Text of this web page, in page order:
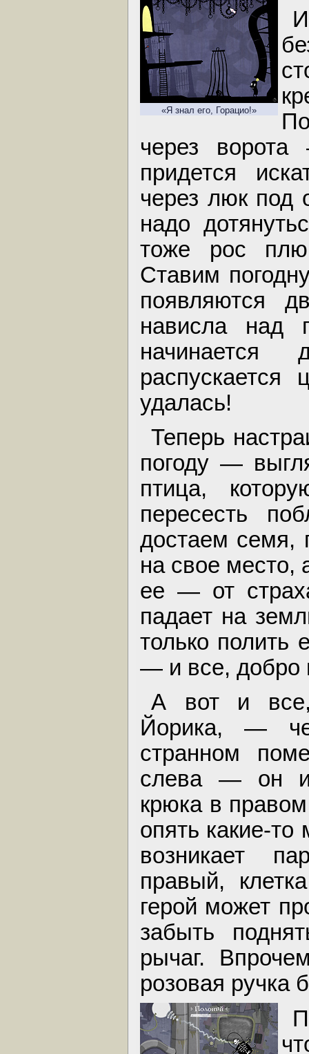
«Я знал его, Горацио!»
через
придется
через люк под
надо
тоже рос
Ставим
появляются
нависла
распускается
удалась!
Теперь
погоду —
птица,
пересесть
достаем семя,
на свое место,
ее — от
падает на
только полить
— и все, добро
А вот и все,
Йорика, —
странном
слева — он
крюка в
опять какие-
возникает
правый,
герой может
забыть
рычаг.
розовая ручка